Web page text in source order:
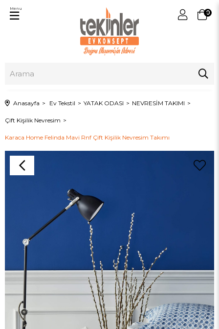
0
Menu
Anasayfa Ev Tekstil YATAK ODASI NEVRESİM TAKIMI
Çift Kişilik Nevresim
Karaca Home Felinda Mavi Rnf Çift Kişilik Nevresim Takımı